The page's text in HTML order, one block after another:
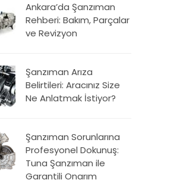
Ankara’da Şanzıman
Rehberi: Bakım, Parçalar
ve Revizyon
Şanzıman Arıza
Belirtileri: Aracınız Size
Ne Anlatmak İstiyor?
Şanzıman Sorunlarına
Profesyonel Dokunuş:
Tuna Şanzıman ile
Garantili Onarım